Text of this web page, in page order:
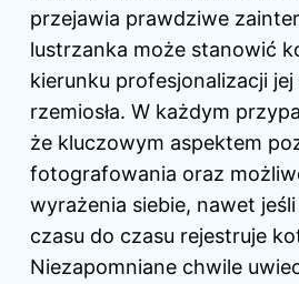
przejawia prawdziwe
lustrzanka może stanowić
kierunku profesjonalizacji
rzemiosła. W każdym
że kluczowym aspektem
fotografowania oraz
wyrażenia siebie, nawet
czasu do czasu rejestruje
Niezapomniane chwile